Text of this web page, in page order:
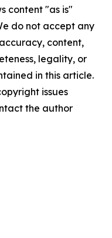
content "as is"
do not accept any
content,
legality, or
in this article.
issues
the author